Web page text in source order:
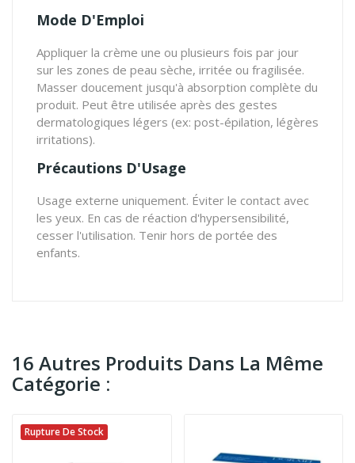
Mode D'Emploi
Appliquer la crème une ou plusieurs fois par jour
sur les zones de peau sèche, irritée ou fragilisée.
Masser doucement jusqu'à absorption complète du
produit. Peut être utilisée après des gestes
dermatologiques légers (ex: post-épilation, légères
irritations).
Précautions D'Usage
Usage externe uniquement. Éviter le contact avec
les yeux. En cas de réaction d'hypersensibilité,
cesser l'utilisation. Tenir hors de portée des
enfants.
16 Autres Produits Dans La Même
Catégorie :
Rupture De Stock